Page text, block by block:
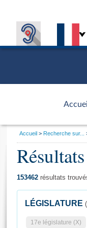
d'accueil
Général
Vous
Accueil Recherche sur...
153462 résultats
LÉGISLATURE
17e législature (X)